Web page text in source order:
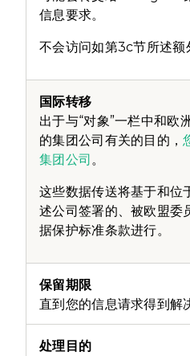
信息要求。
不会访问如第3c节所述额
出于与“对象”一栏中和欧
的集团公司有关的目的，
集团公司。
这些数据传送将基于和位
述公司签署的、被欧盟委
据保护标准条款进行。
直到您的信息请求得到解